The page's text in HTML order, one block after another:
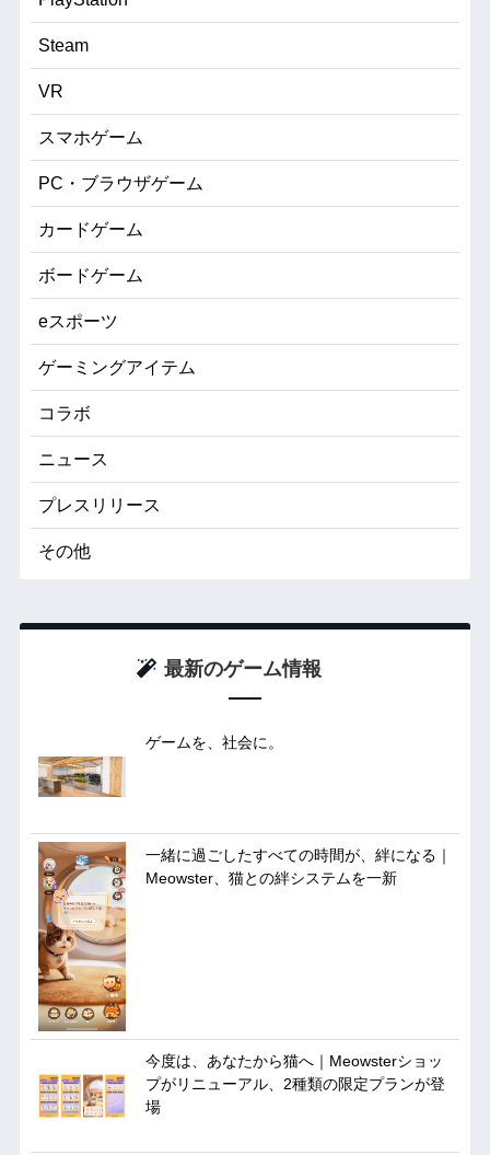
Steam
VR
スマホゲーム
PC・ブラウザゲーム
カードゲーム
ボードゲーム
eスポーツ
ゲーミングアイテム
コラボ
ニュース
プレスリリース
その他
最新のゲーム情報
ゲームを、社会に。
一緒に過ごしたすべての時間が、絆になる｜
Meowster、猫との絆システムを一新
今度は、あなたから猫へ｜Meowsterショッ
プがリニューアル、2種類の限定プランが登
場